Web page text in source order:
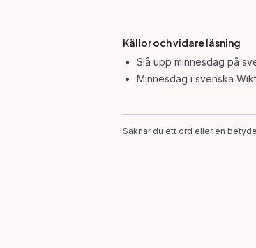
Källor och vidare läsning
Slå upp minnesdag på
Minnesdag i svenska
Saknar du ett ord eller en